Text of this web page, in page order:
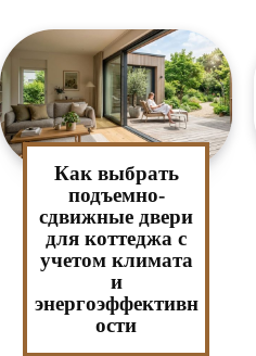
Как выбрать
подъемно-
сдвижные двери
для коттеджа с
учетом климата
и
энергоэффективн
ости